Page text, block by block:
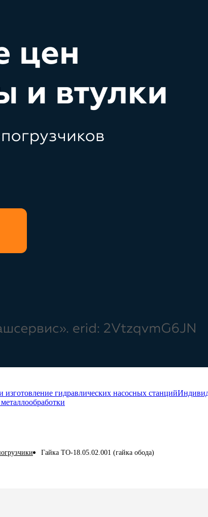
изготовление гидравлических насосных станций
Гайка ТО-18.05.02.001 (гайка обода)